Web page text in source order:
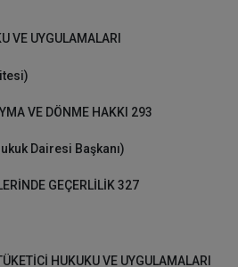
VE UYGULAMALARI
VE DÖNME HAKKI 293
Dairesi Başkanı)
GEÇERLİLİK 327
HUKUKU VE UYGULAMALARI